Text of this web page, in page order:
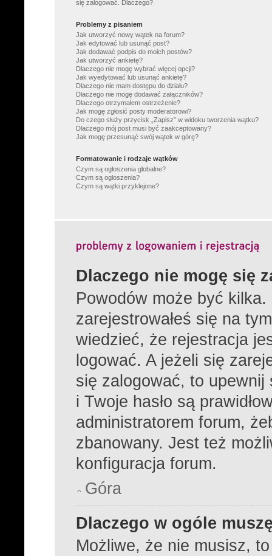
się zalogować. Dlaczego?
Problemy z pisaniem
Jak utworzyć nowy wątek na forum?
Jak edytować lub usunąć post?
Jak dodawać podpis do moich postów?
Jak utworzyć ankietę?
Dlaczego nie mogę wybrać więcej opcji?
Jak wyedytować lub usunąć ankietę?
Dlaczego nie mam dostępu do działu?
Dlaczego nie mogę dodawać załączników?
Dlaczego otrzymałem ostrzeżenie?
Jak mogę zgłosić posty moderatorowi?
Do czego służy przycisk „Zapisz” w widoku tworzenia wątku?
Dlaczego mój post musi być zaakceptowany?
Jak mogę przesunąć swój wątek w górę?
Formatowanie i rodzaje wątków
Czym są ogłoszenia globalne?
Czym są ogłoszenia?
Czym są wątki przyklejone?
Dlaczego nie mogę się
Powodów może być
zarejestrowałeś się na
wiedzieć, że rejestracja
logować. A jeżeli się
się zalogować, to
i Twoje hasło są
administratorem forum,
zbanowany. Jest też
konfiguracja forum.
Góra
Dlaczego w ogóle
Możliwe, że nie musisz,